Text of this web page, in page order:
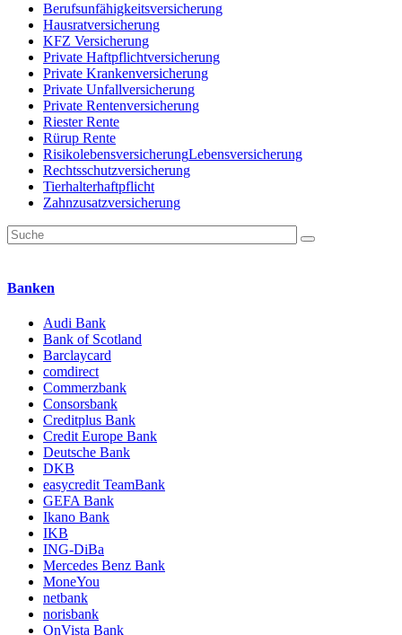
Berufsunfähigkeitsversicherung
Hausratversicherung
KFZ Versicherung
Private Haftpflichtversicherung
Private Krankenversicherung
Private Unfallversicherung
Private Rentenversicherung
Riester Rente
Rürup Rente
RisikolebensversicherungLebensversicherung
Rechtsschutzversicherung
Tierhalterhaftpflicht
Zahnzusatzversicherung
Banken
Audi Bank
Bank of Scotland
Barclaycard
comdirect
Commerzbank
Consorsbank
Creditplus Bank
Credit Europe Bank
Deutsche Bank
DKB
easycredit TeamBank
GEFA Bank
Ikano Bank
IKB
ING-DiBa
Mercedes Benz Bank
MoneYou
netbank
norisbank
OnVista Bank